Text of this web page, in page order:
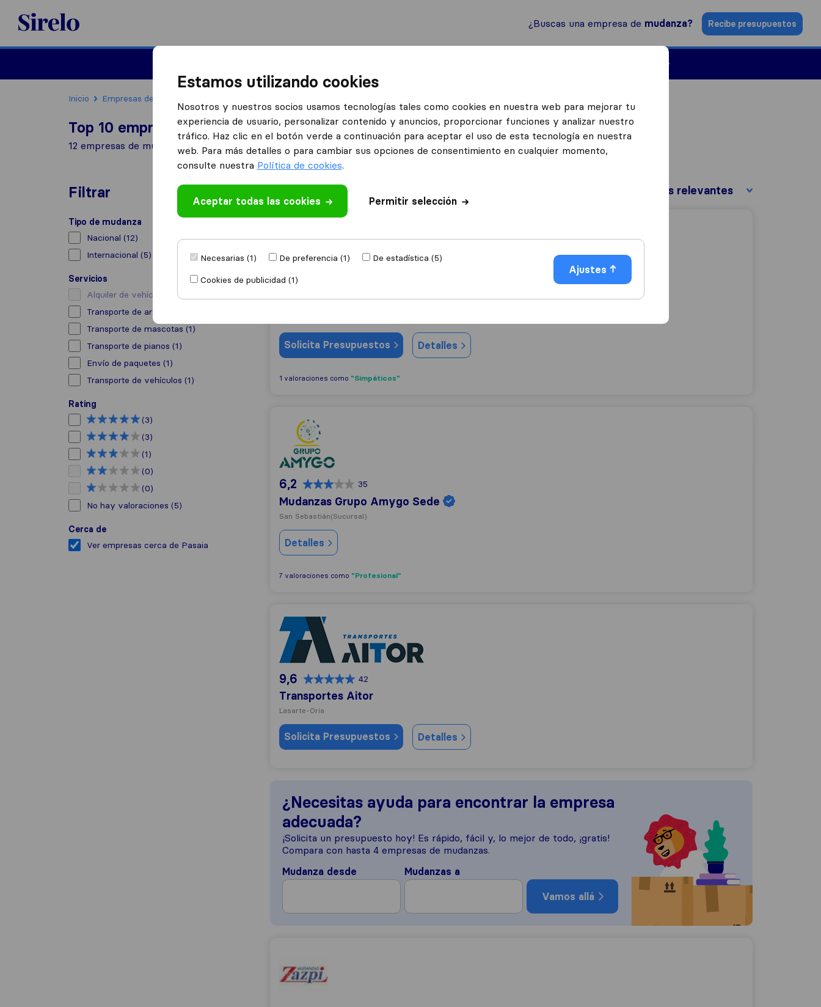
Sirelo.es
¿Buscas una empresa de mudanza? Recibe presupuestos
Inicio Empresas de mudanzas
Top 10 empresas de mudanzas en Pasaia
12 empresas de mudanzas encontradas en Pasaia
Filtrar
Tipo de mudanza
Nacional (12)
Internacional (5)
Servicios
Alquiler de vehículo con conductor
Transporte de arte
Transporte de mascotas (1)
Transporte de pianos (1)
Envío de paquetes (1)
Transporte de vehículos (1)
Rating
(3)
(3)
(1)
(0)
(0)
No hay valoraciones (5)
Cerca de
Ver empresas cerca de Pasaia
9,1
Mudanzas Carlos
Solicita Presupuestos Detalles
1 valoraciones como "Simpáticos"
Mudanzas Grupo Amygo Sede
6,2 35
Mudanzas Grupo Amygo Sede
San Sebastián(Sucursal)
Detalles
7 valoraciones como "Profesional"
Transportes Aitor
9,6 42
Transportes Aitor
Lasarte-Oria
Solicita Presupuestos Detalles
¿Necesitas ayuda para encontrar la empresa
adecuada?
¡Solicita un presupuesto hoy! Es rápido, fácil y, lo mejor de todo, ¡gratis!
Compara con hasta 4 empresas de mudanzas.
Mudanza desde
Mudanzas a
Vamos allá
Estamos utilizando cookies
Nosotros y nuestros socios usamos tecnologías tales como cookies en nuestra web para mejorar tu
experiencia de usuario, personalizar contenido y anuncios, proporcionar funciones y analizar nuestro
tráfico. Haz clic en el botón verde a continuación para aceptar el uso de esta tecnología en nuestra
web. Para más detalles o para cambiar sus opciones de consentimiento en cualquier momento,
consulte nuestra Política de cookies.
Aceptar todas las cookies Permitir selección
Necesarias (1) De preferencia (1)
De estadística (5)
Cookies de publicidad (1)
Ajustes